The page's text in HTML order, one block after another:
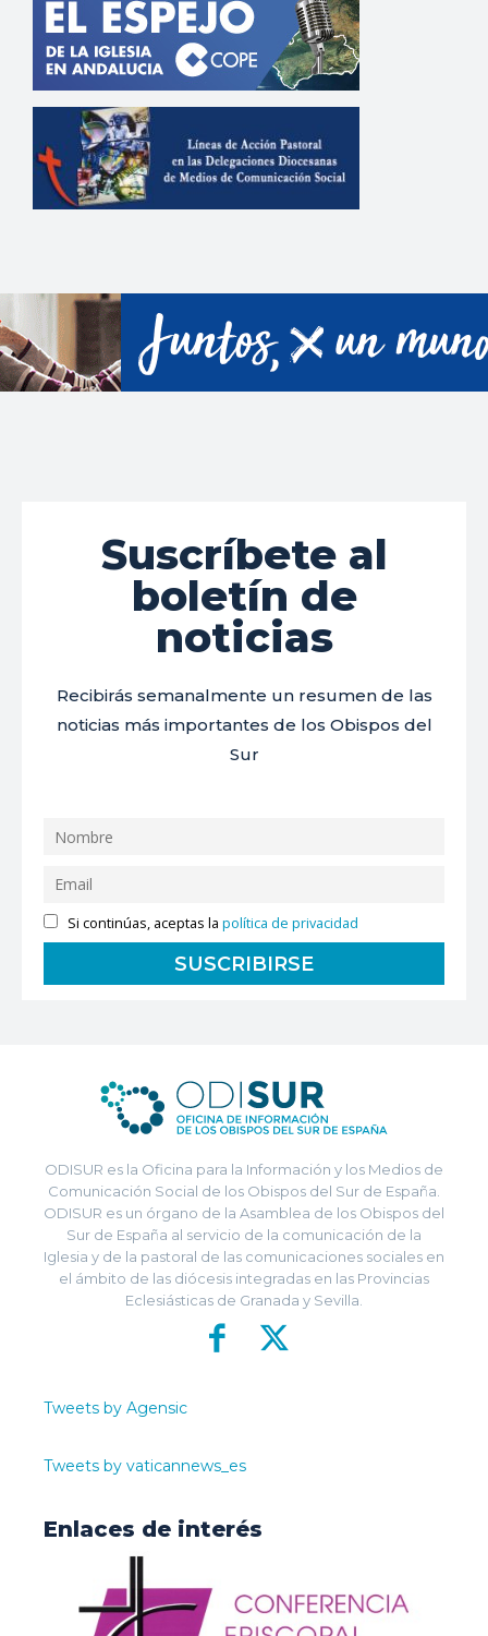
Suscríbete al
boletín de
noticias
Recibirás semanalmente un resumen de las
noticias más importantes de los Obispos del
Sur
Si continúas, aceptas lapolítica de privacidad
ODISUR es la Oficina para la Información y los Medios de
Comunicación Social de los Obispos del Sur de España.
ODISUR es un órgano de la Asamblea de los Obispos del
Sur de España al servicio de la comunicación de la
Iglesia y de la pastoral de las comunicaciones sociales en
el ámbito de las diócesis integradas en las Provincias
Eclesiásticas de Granada y Sevilla.
Tweets by Agensic
Tweets by vaticannews_es
Enlaces de interés